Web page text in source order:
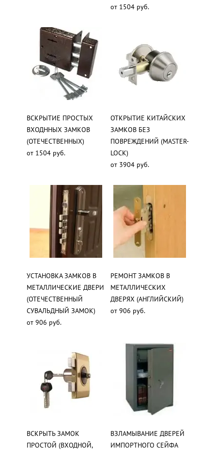
от 1504 руб.
ВСКРЫТИЕ ПРОСТЫХ
ВХОДННЫХ ЗАМКОВ
(ОТЕЧЕСТВЕННЫХ)
от 1504 руб.
ОТКРЫТИЕ КИТАЙСКИХ
ЗАМКОВ БЕЗ
ПОВРЕЖДЕНИЙ (MASTER-
LOCK)
от 3904 руб.
УСТАНОВКА ЗАМКОВ В
МЕТАЛЛИЧЕСКИЕ ДВЕРИ
(ОТЕЧЕСТВЕННЫЙ
СУВАЛЬДНЫЙ ЗАМОК)
от 906 руб.
РЕМОНТ ЗАМКОВ В
МЕТАЛЛИЧЕСКИХ
ДВЕРЯХ (АНГЛИЙСКИЙ)
от 906 руб.
ВСКРЫТЬ ЗАМОК
ПРОСТОЙ (ВХОДНОЙ,
ВЗЛАМЫВАНИЕ ДВЕРЕЙ
ИМПОРТНОГО СЕЙФА